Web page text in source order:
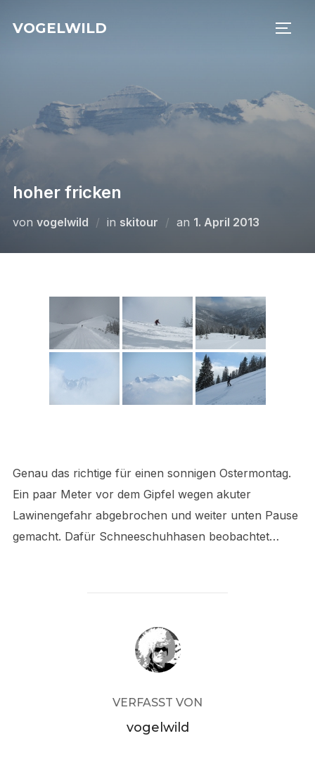
Inhalten
VOGELWILD
hoher fricken
von vogelwild in skitour an Veröffentlicht
1. April 2013
Genau das richtige für einen sonnigen Ostermontag.
Ein paar Meter vor dem Gipfel wegen akuter
Lawinengefahr abgebrochen und weiter unten Pause
gemacht. Dafür Schneeschuhhasen beobachtet…
BEITRAGSAUTOR
VERFASST VON
vogelwild